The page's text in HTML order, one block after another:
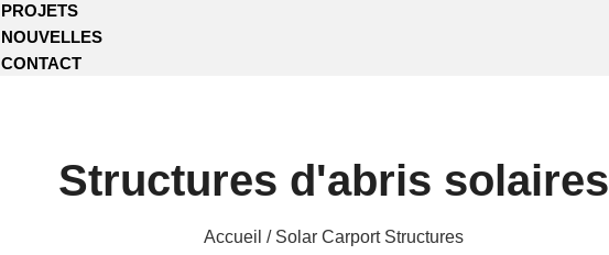
PROJETS
NOUVELLES
CONTACT
Structures d'abris solaires
Accueil / Solar Carport Structures